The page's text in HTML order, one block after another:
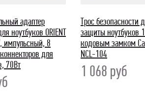
адаптер
ноутбуков ORIENT
импульсный, 8
для
70Вт
Трос безопасности
защиты ноутбуков
кодовым замком
NCL-104
1 068 руб